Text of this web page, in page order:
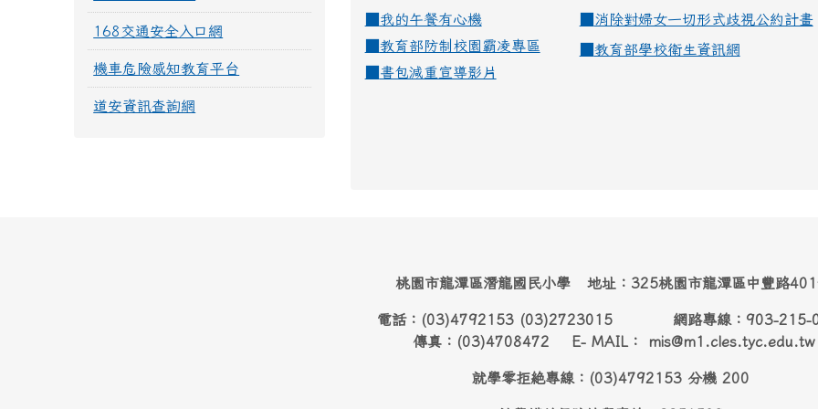
我的午餐有心機
消除對婦女一切形式歧視公約計畫
教育部防制校園霸凌專區
教育部學校衛生資訊網
書包減重宣導影片
168交通安全入口網
機車危險感知教育平台
道安資訊查詢網
桃園市龍潭區潛龍國民小學 地址：325桃園市龍潭區中豐路
電話：(03)4792153 (03)2723015 網路專線：903-215-
傳真：(03)4708472 E- MAIL： mis@m1.cles.tyc.edu.tw
就學零拒絶專線：(03)4792153 分機 200